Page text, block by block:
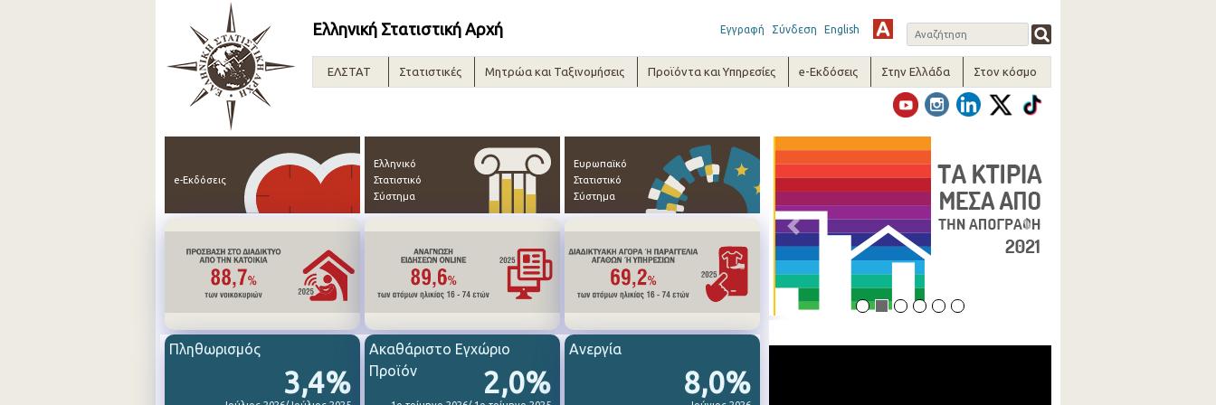
Ελληνική Στατιστική Αρχή Εγγραφή Σύνδεση English
ΕΛΣΤΑΤ Στατιστικές Μητρώα και Ταξινομήσεις Προϊόντα και Υπηρεσίες e-Εκδόσεις Στην Ελλάδα Στον κόσμο
e-Εκδόσεις
Ελληνικό
Στατιστικό
Σύστημα
Ευρωπαϊκό
Στατιστικό
Σύστημα
3,4%
Πληθωρισμός
2,0%
Ακαθάριστο Εγχώριο
Προϊόν
8,0%
Ανεργία
Previous